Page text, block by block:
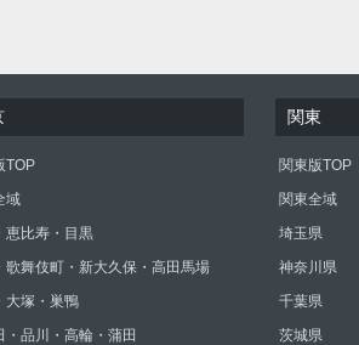
TOP
域
恵比寿・目黒
歌舞伎町・新大久保・高田馬場
大塚・巣鴨
・品川・高輪・蒲田
関東
関東版TOP
関東全域
埼玉県
神奈川県
千葉県
茨城県